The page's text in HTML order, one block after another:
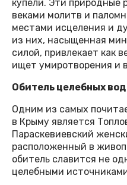
купели. Эти природные
веками молитв и
местами исцеления и
из них, насыщенная
силой, привлекает как
ищет умиротворения и
Обитель целебных вод
Одним из самых
в Крыму является
Параскевиевский
расположенный в
обитель славится не
целебными